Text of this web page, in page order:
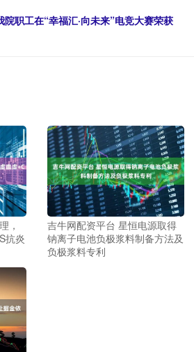
职工在“幸福汇·向未来”电竞大赛荣获
，
抗炎
吉牛网配资平台 星恒电源取得
钠离子电池负极浆料制备方法及
负极浆料专利